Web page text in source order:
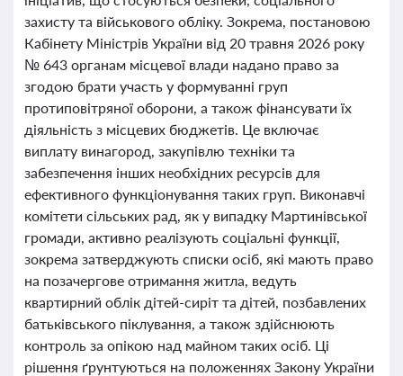
захисту та військового обліку. Зокрема, постановою
Кабінету Міністрів України від 20 травня 2026 року
№ 643 органам місцевої влади надано право за
згодою брати участь у формуванні груп
протиповітряної оборони, а також фінансувати їх
діяльність з місцевих бюджетів. Це включає
виплату винагород, закупівлю техніки та
забезпечення інших необхідних ресурсів для
ефективного функціонування таких груп. Виконавчі
комітети сільських рад, як у випадку Мартинівської
громади, активно реалізують соціальні функції,
зокрема затверджують списки осіб, які мають право
на позачергове отримання житла, ведуть
квартирний облік дітей-сиріт та дітей, позбавлених
батьківського піклування, а також здійснюють
контроль за опікою над майном таких осіб. Ці
рішення ґрунтуються на положеннях Закону України